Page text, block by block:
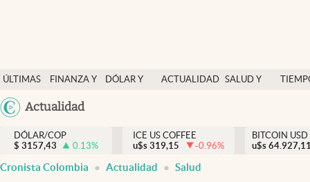
ÚLTIMAS
NOTICIAS
FINANZA Y
DÓLAR Y
ACTUALIDAD SALUD Y
México
Actualidad
Salud y nutrición
Vida espiritual
Actualidad
DÓLAR/COP
$ 3157,43 0.13%
ICE US COFFEE
u$s 319,15 -0.96%
BITCOIN USD
u$s
Cronista Colombia Actualidad Salud